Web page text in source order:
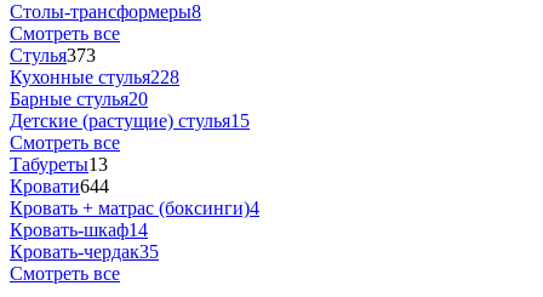
Столы-трансформеры8
Смотреть все
Стулья373
Кухонные стулья228
Барные стулья20
Детские (растущие) стулья15
Смотреть все
Табуреты13
Кровати644
Кровать + матрас (боксинги)4
Кровать-шкаф14
Кровать-чердак35
Смотреть все